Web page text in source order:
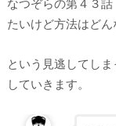
なつぞらの第４３
たいけど方法はどん
という見逃してし
していきます。